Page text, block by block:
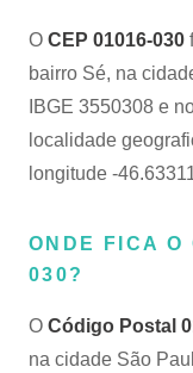
O CEP 01016-030
bairro Sé, na
IBGE 3550308 e
localidade
longitude -
ONDE FICA O
030?
O Código Postal
na cidade São